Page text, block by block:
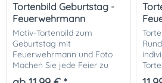
Tortenbild Geburtstag -
Feuerwehrmann
Motiv-Tortenbild zum
Geburtstag mit
Feuerwehrmann und Foto
Machen Sie jede Feier zu
einem echten Highlight mit